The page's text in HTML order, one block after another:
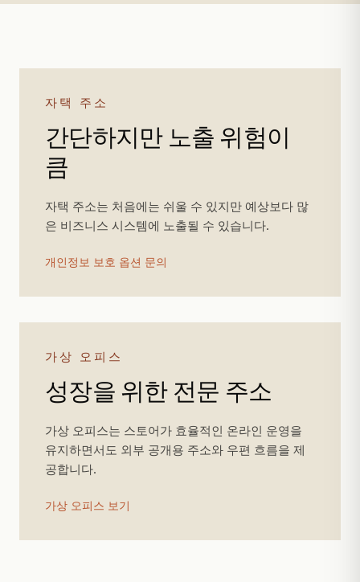
자택 주소
간단하지만 노출 위험이
큼
자택 주소는 처음에는 쉬울 수 있지만 예상보다 많
은 비즈니스 시스템에 노출될 수 있습니다.
개인정보 보호 옵션 문의
가상 오피스
성장을 위한 전문 주소
가상 오피스는 스토어가 효율적인 온라인 운영을
유지하면서도 외부 공개용 주소와 우편 흐름을 제
공합니다.
가상 오피스 보기